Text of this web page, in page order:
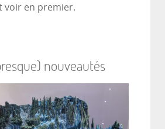
voir en premier.
nouveautés